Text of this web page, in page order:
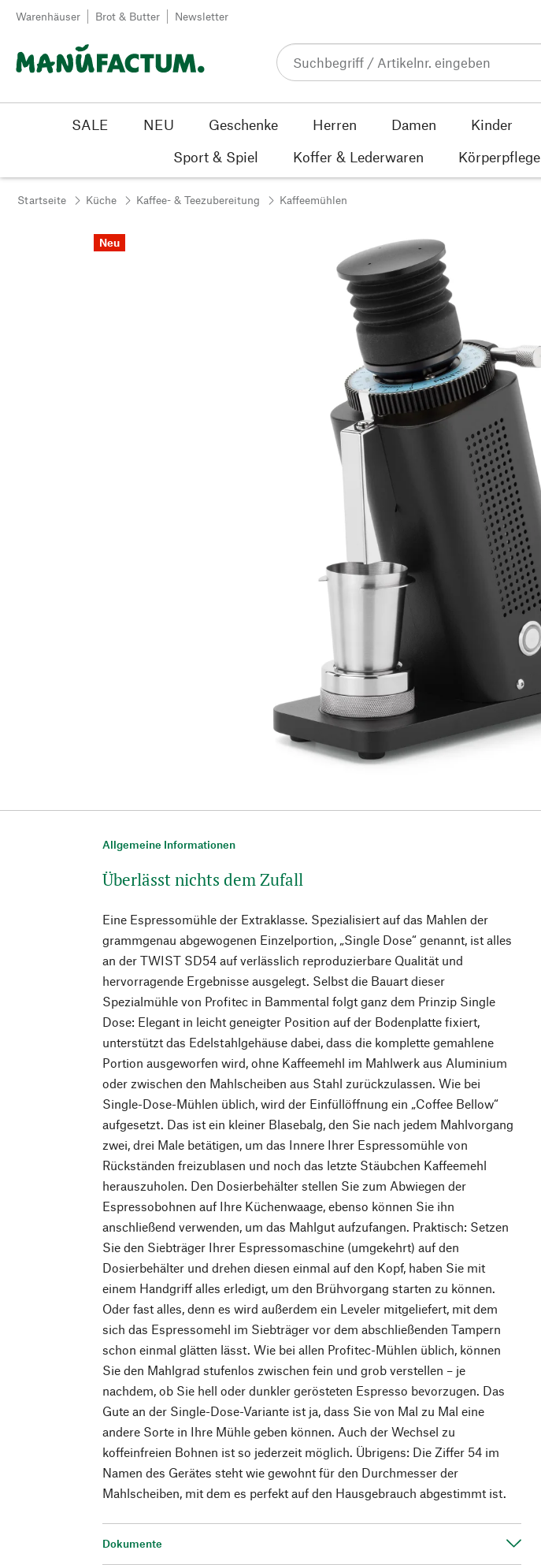
Zum Inhalt springen
Warenhäuser Brot & Butter Newsletter
SALE NEU Geschenke Herren Damen Kinder
Sport & Spiel
Koffer & Lederwaren Körperpflege
Startseite Küche Kaffee- & Teezubereitung Kaffeemühlen
Neu
Allgemeine Informationen
Überlässt nichts dem Zufall
Eine Espressomühle der Extraklasse. Spezialisiert auf das Mahlen der
grammgenau abgewogenen Einzelportion, „Single Dose“ genannt, ist alles
an der TWIST SD54 auf verlässlich reproduzierbare Qualität und
hervorragende Ergebnisse ausgelegt. Selbst die Bauart dieser
Spezialmühle von Profitec in Bammental folgt ganz dem Prinzip Single
Dose: Elegant in leicht geneigter Position auf der Bodenplatte fixiert,
unterstützt das Edelstahlgehäuse dabei, dass die komplette gemahlene
Portion ausgeworfen wird, ohne Kaffeemehl im Mahlwerk aus Aluminium
oder zwischen den Mahlscheiben aus Stahl zurückzulassen. Wie bei
Single-Dose-Mühlen üblich, wird der Einfüllöffnung ein „Coffee Bellow“
aufgesetzt. Das ist ein kleiner Blasebalg, den Sie nach jedem Mahlvorgang
zwei, drei Male betätigen, um das Innere Ihrer Espressomühle von
Rückständen freizublasen und noch das letzte Stäubchen Kaffeemehl
herauszuholen. Den Dosierbehälter stellen Sie zum Abwiegen der
Espressobohnen auf Ihre Küchenwaage, ebenso können Sie ihn
anschließend verwenden, um das Mahlgut aufzufangen. Praktisch: Setzen
Sie den Siebträger Ihrer Espressomaschine (umgekehrt) auf den
Dosierbehälter und drehen diesen einmal auf den Kopf, haben Sie mit
einem Handgriff alles erledigt, um den Brühvorgang starten zu können.
Oder fast alles, denn es wird außerdem ein Leveler mitgeliefert, mit dem
sich das Espressomehl im Siebträger vor dem abschließenden Tampern
schon einmal glätten lässt. Wie bei allen Profitec-Mühlen üblich, können
Sie den Mahlgrad stufenlos zwischen fein und grob verstellen – je
nachdem, ob Sie hell oder dunkler gerösteten Espresso bevorzugen. Das
Gute an der Single-Dose-Variante ist ja, dass Sie von Mal zu Mal eine
andere Sorte in Ihre Mühle geben können. Auch der Wechsel zu
koffeinfreien Bohnen ist so jederzeit möglich. Übrigens: Die Ziffer 54 im
Namen des Gerätes steht wie gewohnt für den Durchmesser der
Mahlscheiben, mit dem es perfekt auf den Hausgebrauch abgestimmt ist.
Dokumente